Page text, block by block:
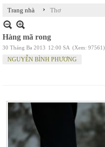
Trang nhà › Thơ
Hàng mã rong
30 Tháng Ba 2013 12:00 SA (Xem: 97561)
NGUYỄN BÌNH PHƯƠNG